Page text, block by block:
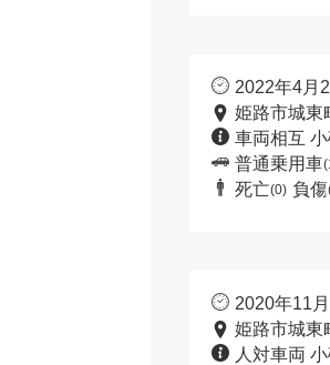
2022年4月
姫路市城東
車両相互
普通乗用車
死亡(0) 負傷
2020年11
姫路市城東
人対車両